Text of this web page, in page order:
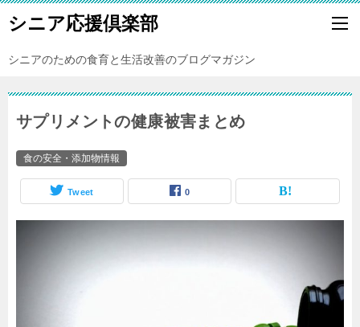
シニア応援倶楽部
シニアのための食育と生活改善のブログマガジン
サプリメントの健康被害まとめ
食の安全・添加物情報
Tweet 0